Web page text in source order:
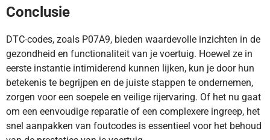
Conclusie
DTC-codes, zoals P07A9, bieden waardevolle inzichten in de
gezondheid en functionaliteit van je voertuig. Hoewel ze in
eerste instantie intimiderend kunnen lijken, kun je door hun
betekenis te begrijpen en de juiste stappen te ondernemen,
zorgen voor een soepele en veilige rijervaring. Of het nu gaat
om een eenvoudige reparatie of een complexere ingreep, het
snel aanpakken van foutcodes is essentieel voor het behoud